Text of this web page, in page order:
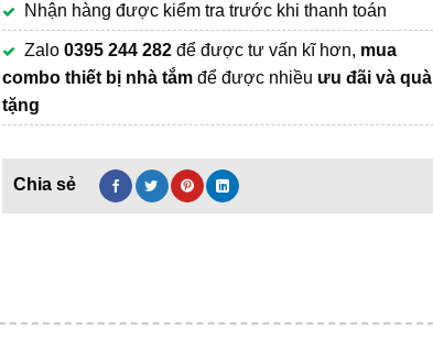
Nhận hàng được kiểm tra trước khi thanh toán
Zalo0395 244 282 để được tư vấn kĩ hơn, mua
combo thiết bị nhà tắm để được nhiều ưu đãi và quà
tặng